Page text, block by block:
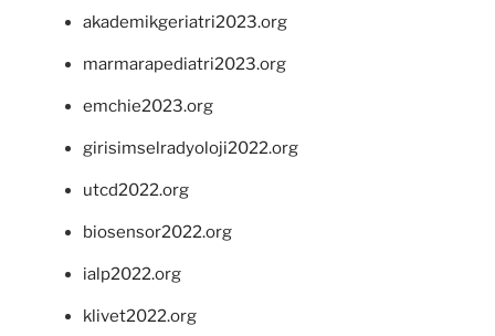
akademikgeriatri2023.org
marmarapediatri2023.org
emchie2023.org
girisimselradyoloji2022.org
utcd2022.org
biosensor2022.org
ialp2022.org
klivet2022.org